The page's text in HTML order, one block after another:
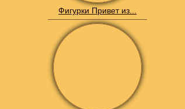
Фигурки Привет из...